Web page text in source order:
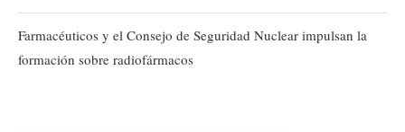
Farmacéuticos y el Consejo de Seguridad Nuclear impulsan la
formación sobre radiofármacos